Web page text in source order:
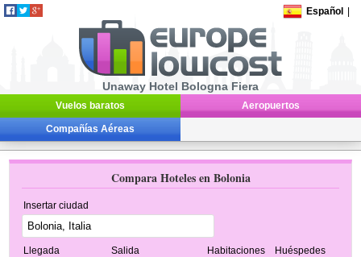
Español
Unaway Hotel Bologna Fiera
Vuelos baratos Aeropuertos
Compañías Aéreas
Compara Hoteles en Bolonia
Insertar ciudad
Llegada Salida Habitaciones Huéspedes